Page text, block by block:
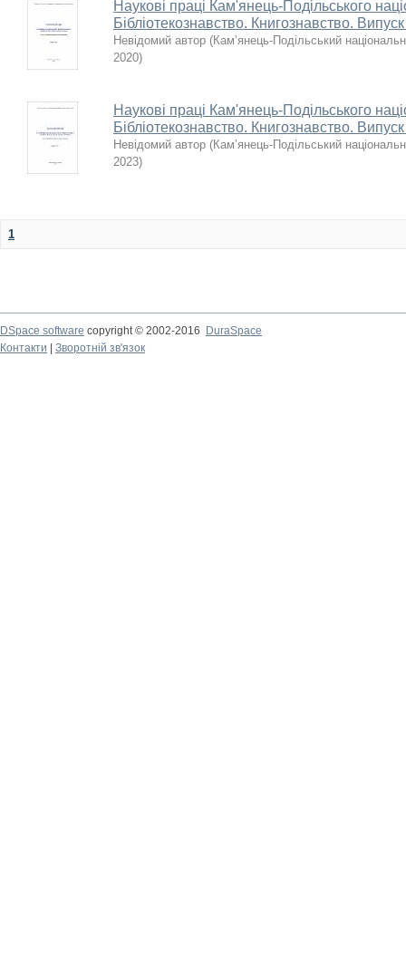
Наукові праці Кам'янець-Подільського
Бібліотекознавство. Книгознавство.
Невідомий автор (Кам’янець-Подільський
2020)
Наукові праці Кам'янець-Подільського
Бібліотекознавство. Книгознавство.
Невідомий автор (Кам’янець-Подільський
2023)
1
DSpace software copyright © 2002-2016
DuraSpace
Контакти
Зворотній зв'язок